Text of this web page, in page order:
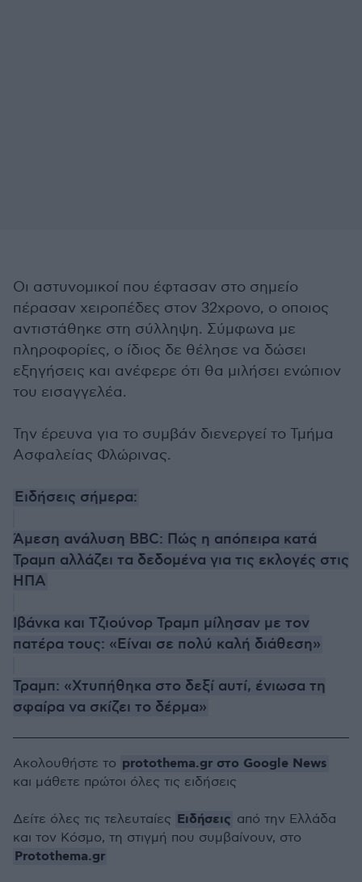
Οι αστυνομικοί που έφτασαν στο σημείο
πέρασαν χειροπέδες στον 32χρονο, ο οποιος
αντιστάθηκε στη σύλληψη. Σύμφωνα με
πληροφορίες, ο ίδιος δε θέλησε να δώσει
εξηγήσεις και ανέφερε ότι θα μιλήσει ενώπιον
του εισαγγελέα.
Την έρευνα για το συμβάν διενεργεί το Τμήμα
Ασφαλείας Φλώρινας.
Ειδήσεις σήμερα:
Άμεση ανάλυση BBC: Πώς η απόπειρα κατά
Τραμπ αλλάζει τα δεδομένα για τις εκλογές στις
ΗΠΑ
Ιβάνκα και Τζιούνορ Τραμπ μίλησαν με τον
πατέρα τους: «Είναι σε πολύ καλή διάθεση»
Τραμπ: «Χτυπήθηκα στο δεξί αυτί, ένιωσα τη
σφαίρα να σκίζει το δέρμα»
Ακολουθήστε το protothema.gr στο Google News
και μάθετε πρώτοι όλες τις ειδήσεις
Δείτε όλες τις τελευταίες Ειδήσεις από την Ελλάδα
και τον Κόσμο, τη στιγμή που συμβαίνουν, στο
Protothema.gr